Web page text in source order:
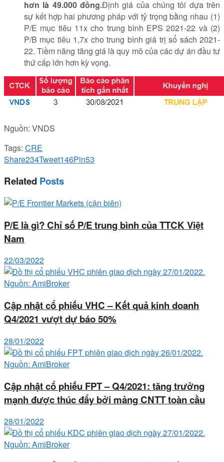
hơn là 49.000 đồng.Định giá của chúng tôi dựa trên
sự kết hợp hai phương pháp với tỷ trọng bằng nhau (1)
P/E mục tiêu 11x cho trung bình EPS 2021-22 và (2)
P/B mục tiêu 1,7x cho trung bình giá trị sổ sách 2021-
22. Tiềm năng tăng giá là quy mô của các dự án đầu tư
thứ cấp lớn hơn kỳ vọng.
Nguồn: VNDS
Tags: CRE
Share234Tweet146Pin53
Related Posts
P/E là gì? Chỉ số P/E trung bình của TTCK Việt
Nam
22/03/2022
Cập nhật cổ phiếu VHC – Kết quả kinh doanh
Q4/2021 vượt dự báo 50%
28/01/2022
Cập nhật cổ phiếu FPT – Q4/2021: tăng trưởng
mạnh được thúc đẩy bởi mảng CNTT toàn cầu
28/01/2022